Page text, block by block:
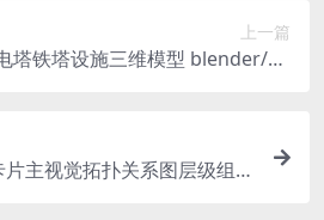
上一篇
塔铁塔设施三维模型 blender/C4
主视觉拓扑关系图层级组件